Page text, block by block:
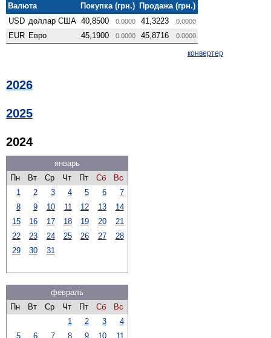
Валюта Покупка (грн.) Продажа (грн.)
USD доллар США 40,8500 0.0000 41,3223 0.0000
EUR Евро 45,1900 0.0000 45,8716 0.0000
конвертер
2026
2025
2024
январь
Пн
Вт Ср Чт Пт Сб
Вс
1
2 3 4 5 6
7
8
9 10 11 12 13
14
15
16 17 18 19 20
21
22
23 24 25 26 27
28
29
30 31
февраль
Пн
Вт Ср Чт Пт Сб
Вс
1
2 3
4
5
6 7 8 9 10
11